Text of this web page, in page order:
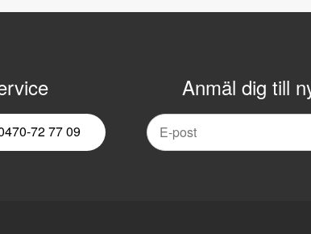
72 77 09
Anmäl dig till
Email
nyhetsbrev